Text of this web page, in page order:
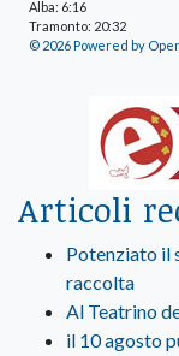
Alba: 6:16
Tramonto: 20:32
© 2026 Powered by
Articoli
Potenziato il
raccolta
Al Teatrino
il 10 agosto